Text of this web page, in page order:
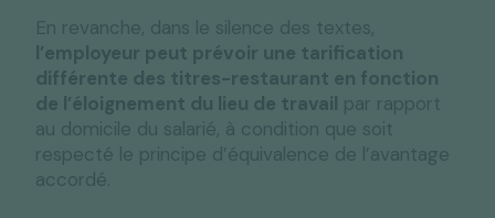
En revanche, dans le silence des textes,
l’employeur peut prévoir une tarification
différente des titres-restaurant en fonction
de l’éloignement du lieu de travail par rapport
au domicile du salarié, à condition que soit
respecté le principe d’équivalence de l’avantage
accordé.